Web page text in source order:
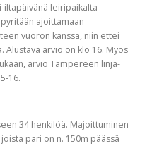
iltapäivänä leiripaikalta
ajoittamaan
vuoron kanssa, niin ettei
Alustava arvio on klo 16. Myös
arvio Tampereen linja-
16.
34 henkilöä. Majoittuminen
pari on n. 150m päässä